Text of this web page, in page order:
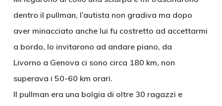
dentro il pullman, l’autista non gradiva ma dopo
aver minacciato anche lui fu costretto ad accettarmi
a bordo, lo invitarono ad andare piano, da
Livorno a Genova ci sono circa 180 km, non
superava i 50-60 km orari.
Il pullman era una bolgia di oltre 30 ragazzi e